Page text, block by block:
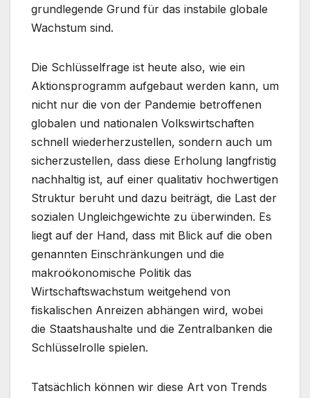
grundlegende Grund für das instabile globale
Wachstum sind.
Die Schlüsselfrage ist heute also, wie ein
Aktionsprogramm aufgebaut werden kann, um
nicht nur die von der Pandemie betroffenen
globalen und nationalen Volkswirtschaften
schnell wiederherzustellen, sondern auch um
sicherzustellen, dass diese Erholung langfristig
nachhaltig ist, auf einer qualitativ hochwertigen
Struktur beruht und dazu beiträgt, die Last der
sozialen Ungleichgewichte zu überwinden. Es
liegt auf der Hand, dass mit Blick auf die oben
genannten Einschränkungen und die
makroökonomische Politik das
Wirtschaftswachstum weitgehend von
fiskalischen Anreizen abhängen wird, wobei
die Staatshaushalte und die Zentralbanken die
Schlüsselrolle spielen.
Tatsächlich können wir diese Art von Trends